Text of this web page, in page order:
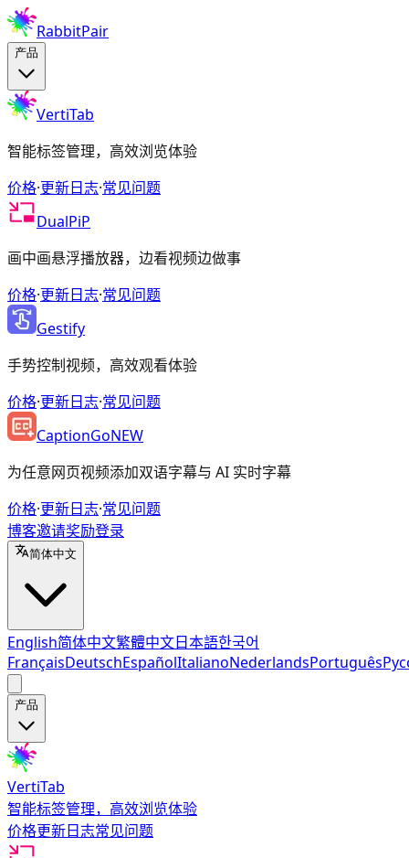
RabbitPair
产品
VertiTab
智能标签管理，高效浏览体验
价格·更新日志·常见问题
DualPiP
画中画悬浮播放器，边看视频边做事
价格·更新日志·常见问题
Gestify
手势控制视频，高效观看体验
价格·更新日志·常见问题
CaptionGoNEW
为任意网页视频添加双语字幕与 AI 实时字幕
价格·更新日志·常见问题
博客邀请奖励登录
简体中文
English简体中文繁體中文日本語한국어
FrançaisDeutschEspañolItalianoNederlandsPortuguês
产品
VertiTab
智能标签管理，高效浏览体验
价格更新日志常见问题